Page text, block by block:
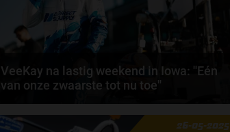
VeeKay na lastig weekend in Iowa: ''Eén
van onze zwaarste tot nu toe''
Rinus 'VeeKay' van Kalmthout kende een lastig
26-05-2025